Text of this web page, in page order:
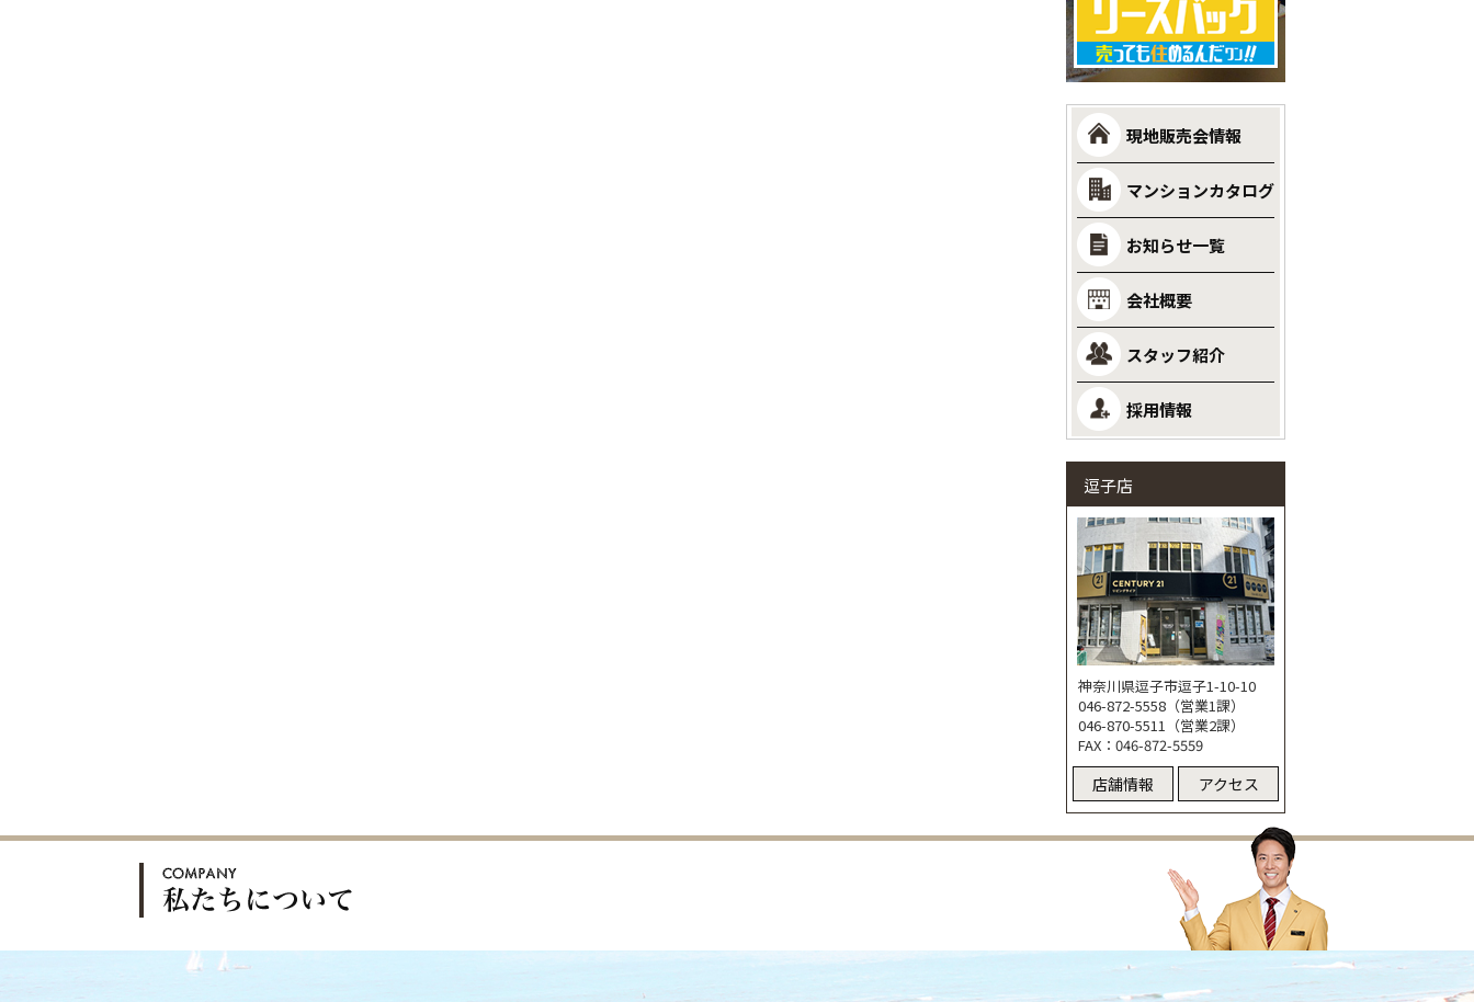
現地販売会情報
マンションカタログ
お知らせ一覧
会社概要
スタッフ紹介
採用情報
逗子店
神奈川県逗子市逗子1-10-10
046-872-5558（営業1課）
046-870-5511（営業2課）
FAX：046-872-5559
店舗情報 アクセス